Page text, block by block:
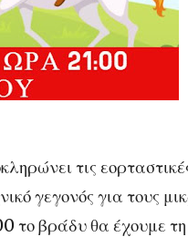
τις
γεγονός για τους
το βράδυ θα έχουμε